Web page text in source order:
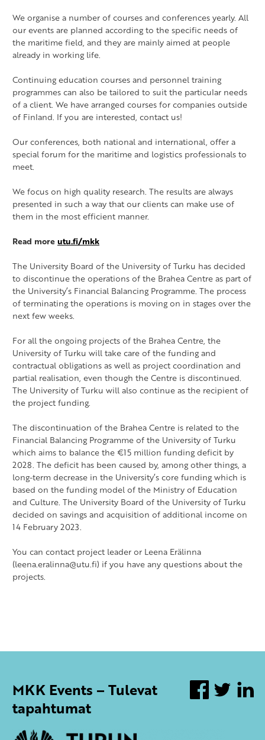
We organise a number of courses and conferences yearly. All
our events are planned according to the specific needs of
the maritime field, and they are mainly aimed at people
already in working life.
Continuing education courses and personnel training
programmes can also be tailored to suit the particular needs
of a client. We have arranged courses for companies outside
of Finland. If you are interested, contact us!
Our conferences, both national and international, offer a
special forum for the maritime and logistics professionals to
meet.
We focus on high quality research. The results are always
presented in such a way that our clients can make use of
them in the most efficient manner.
Read moreutu.fi/mkk
The University Board of the University of Turku has decided
to discontinue the operations of the Brahea Centre as part of
the University’s Financial Balancing Programme. The process
of terminating the operations is moving on in stages over the
next few weeks.
For all the ongoing projects of the Brahea Centre, the
University of Turku will take care of the funding and
contractual obligations as well as project coordination and
partial realisation, even though the Centre is discontinued.
The University of Turku will also continue as the recipient of
the project funding.
The discontinuation of the Brahea Centre is related to the
Financial Balancing Programme of the University of Turku
which aims to balance the €15 million funding deficit by
2028. The deficit has been caused by, among other things, a
long-term decrease in the University’s core funding which is
based on the funding model of the Ministry of Education
and Culture. The University Board of the University of Turku
decided on savings and acquisition of additional income on
14 February 2023.
You can contact project leader or Leena Erälinna
(leena.eralinna@utu.fi) if you have any questions about the
projects.
MKK Events – Tulevat
tapahtumat
Facebook
Twitter